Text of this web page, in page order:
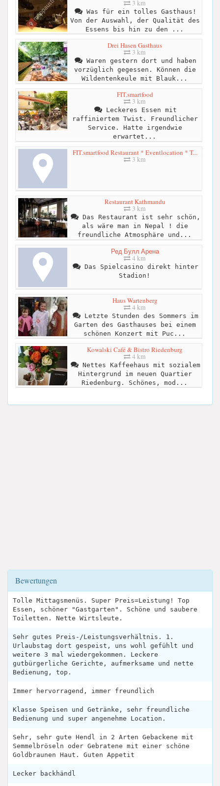
3 km
Was für ein tolles Gasthaus!
Von der Auswahl, der Qualität des
Essens bis hin zu den ...
Drei Hasen Gasthaus
3 km
Waren gestern dort und haben
vorzüglich gegessen. Können die
Wildentenkeule mit Blauk...
FIT.smartfood
3 km
Leckeres Essen mit
raffiniertem Twist. Freundlicher
Service. Hatte irgendwie
erwartet...
FIT.smartfood Restaurant * Eventlocation * T...
3 km
Restaurant Kathmandu
3 km
Das Restaurant ist sehr schön,
als wäre man in Nepal ! die
freundliche Atmosphäre und...
Ред Булл Арена
4 km
Das Spielcasino direkt hinter
Stadion!
Haus Wartenberg
4 km
Letzte Stunden des Sommers im
Garten des Gasthauses bei einem
schönen Konzert mit Puc...
Kowalski Café & Bistro Riedenburg
4 km
Nettes Kaffeehaus mit sozialem
Hintergrund im neuen Quartier
Riedenburg. Schönes, mod...
Bewertungen
Tolle Mittagsmenüs. Super Preis=Leistung! Top
Essen, schöner "Gastgarten". Schöne und saubere
Toiletten. Nette Wirtsleute.
Sehr gutes Preis-/Leistungsverhältnis. 1.
Urlaubstag dort gespeist, uns wohl gefühlt und
weitere 3 mal wiedergekommen. Leckere
gutbürgerliche Gerichte, aufmerksame und nette
Bedienung, top.
Immer hervorragend, immer freundlich
Klasse Speisen und Getränke, sehr freundliche
Bedienung und super angenehme Location.
Sehr, sehr gute Hendl in 2 Arten Gebackene mit
Semmelbröseln oder Gebratene mit einer schöne
Goldbraunen Haut. Guten Appetit
Lecker backhändl